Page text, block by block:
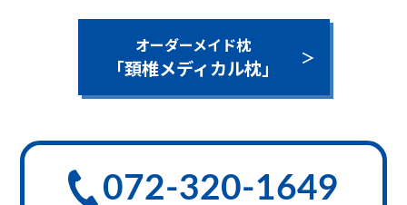
オーダーメイド枕
「頚椎メディカル枕」
072-320-1649